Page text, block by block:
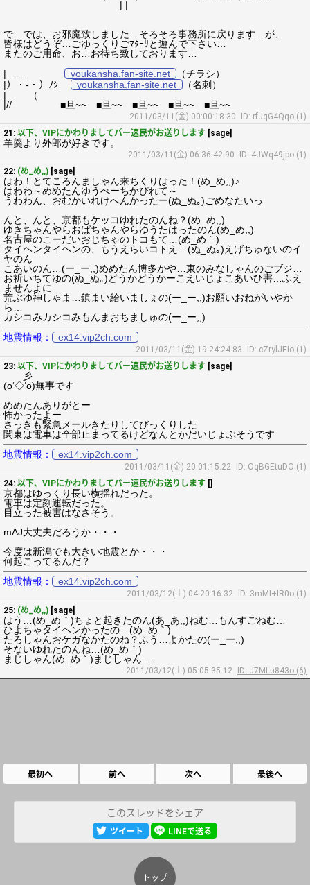
| |
で…では、お邪魔致しました…そろそろ事務所に戻ります…が、
皆様はどうぞ…ごゆっくりごﾏﾀｰﾘと遊んで下さい…
またのご用命、お…お待ち致しております…
|＿＿
youkansha.fan-site.net
（チラシ）
|）・‐・）ﾉｼ
youkansha.fan-site.net
（名刺）
| （
|// ■旦~~ ■旦~~ ■旦~~ ■旦~~ ■旦~~
2011/03/11(金) 00:00:18.30
ID: rfJqG4Qqo (1)
21: 以下、VIPにかわりましてパー速民がお送りします [sage]
羊羹より外郎が好きです。
2011/03/11(金) 06:36:42.90
ID: 4JWq49jpo (1)
22: (め_め,,) [sage]
はわ！とてころんましゃん来ちくりはった！(め_め,,)♪
はわわ～めめたんゆうべーちかぴれて～
うわわん、おむかいれけへんかったー(ぬ_ぬ｡)ごめなたいっ
んと、んと、京都もケッコゆれたのんね？(め_め,,)
ゆきちゃんやらおばちゃんやらゆうたはったのん(め_め,,)
名古屋のこーだいおじちゃのトコもて…(め_め｀)
タイヘンタイヘンの、もうえらいコトえ…(ぬ_ぬ｡)えげちゅないのイ
ヤのん
こあいのん…(ー_ー,,)めめたん博多かや…東のみなしゃんのごブジ…
お祈いちてゆの(ぬ_ぬ｡)どうかどうかーこえいじょこあいひ害…ふえ
ませんよに
荒ぶゆ神しゃま…鎮まい給いましぇの(ー_ー,,)お願いおねがいやか
ら…
カシコみカシコみもんまおちましゅの(ー_ー,,)
地震情報：
ex14.vip2ch.com
2011/03/11(金) 19:24:24.83
ID: cZrylJEIo (1)
23: 以下、VIPにかわりましてパー速民がお送りします [sage]
彡
(o‘◇‘o)無事です
めめたんありがとー
怖かったよー
さっきも緊急メールきたりしてびっくりした
関東は電車は全部止まってるけどなんとかだいじょぶそうです
地震情報：
ex14.vip2ch.com
2011/03/11(金) 20:01:15.22
ID: OqBGEtuDO (1)
24: 以下、VIPにかわりましてパー速民がお送りします []
京都はゆっくり長い横揺れだった。
電車は定刻運転だった。
目立った被害はなさそう。
mAJ大丈夫だろうか・・・
今度は新潟でも大きい地震とか・・・
何起こってるんだ？
地震情報：
ex14.vip2ch.com
2011/03/12(土) 04:20:16.32
ID: 3mMI+lR0o (1)
25: (め_め,,) [sage]
はう…(め_め｀)ちょと起きたのん(あ_あ,,)ねむ…もんすごねむ…
ひよちゃタイヘンかったの…(め_め｀)
たろしゃんおケガなかたのね？ふう…よかたの(ー_ー,,)
そないゆれたのんね…(め_め｀)
まじしゃん(め_め｀)まじしゃん…
2011/03/12(土) 05:05:35.12 ID: J7MLu843o (6)
最初へ 前へ 次へ 最後へ
このスレッドをシェア
ツイート LINEで送る
トップ